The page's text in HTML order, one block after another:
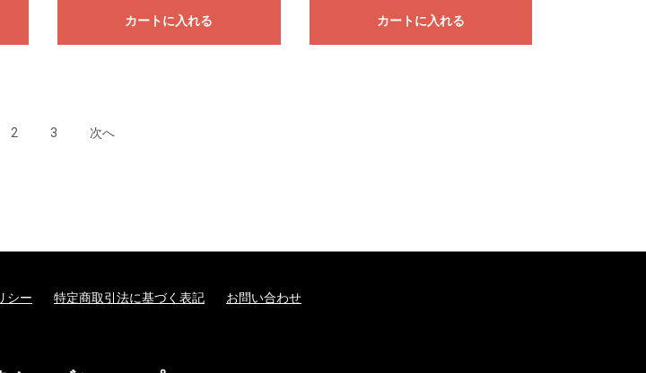
カートに入れる カートに入れる
2 3 次へ
シー 特定商取引法に基づく表記 お問い合わせ